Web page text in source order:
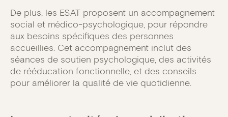
De plus, les ESAT proposent un accompagnement
social et médico-psychologique, pour répondre
aux besoins spécifiques des personnes
accueillies. Cet accompagnement inclut des
séances de soutien psychologique, des activités
de rééducation fonctionnelle, et des conseils
pour améliorer la qualité de vie quotidienne.